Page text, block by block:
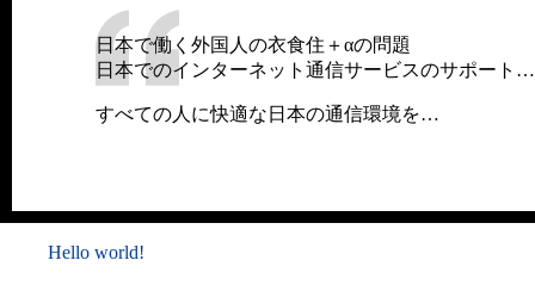
日本で働く外国人の衣食住＋αの問題
日本でのインターネット通信サービスのサポート…
すべての人に快適な日本の通信環境を…
Hello world!